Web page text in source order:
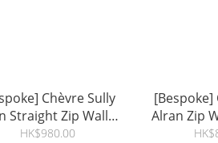
Chèvre Sully
Straight Zip Wallet
Large
HK$980.00
[Bespoke]
Alran Zip